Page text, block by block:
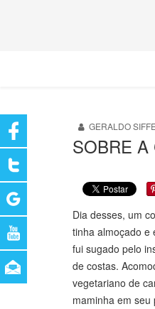
GERALDO
SOBRE A
Dia desses, um
tinha almoçado e
fui sugado pelo
de costas.
vegetariano de
maminha em